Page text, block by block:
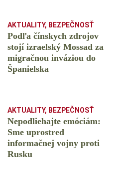
AKTUALITY, BEZPEČNOSŤ
Podľa čínskych zdrojov
stojí izraelský Mossad za
migračnou inváziou do
Španielska
AKTUALITY, BEZPEČNOSŤ
Nepodliehajte emóciám:
Sme uprostred
informačnej vojny proti
Rusku